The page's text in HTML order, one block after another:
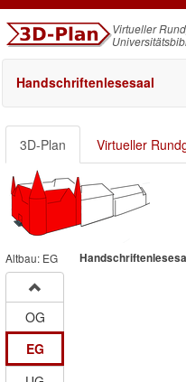
Virtueller
Handschriftenlesesaal
3D-Plan Virtueller
Altbau: EG
OG
EG